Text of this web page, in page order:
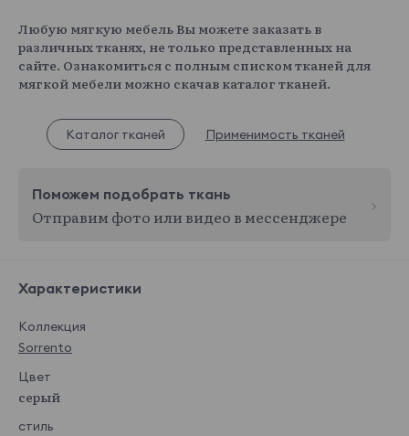
Любую мягкую мебель Вы можете заказать в
различных тканях, не только представленных на
сайте. Ознакомиться с полным списком тканей для
мягкой мебели можно скачав каталог тканей.
Каталог тканей Применимость тканей
Поможем подобрать ткань
Отправим фото или видео в мессенджере
Характеристики
Коллекция
Sorrento
Цвет
серый
стиль